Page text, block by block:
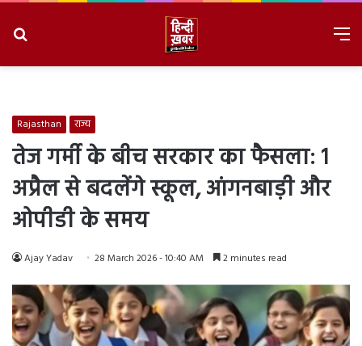
Rajasthan राज्य
तेज गर्मी के बीच सरकार का फैसला: 1
अप्रैल से बदलेंगे स्कूल, आंगनबाड़ी और
ओपीडी के समय
Ajay Yadav 28 March 2026 - 10:40 AM 2 minutes read